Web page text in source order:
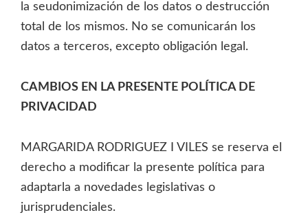
la seudonimización de los datos o destrucción
total de los mismos. No se comunicarán los
datos a terceros, excepto obligación legal.
CAMBIOS EN LA PRESENTE POLÍTICA DE
PRIVACIDAD
MARGARIDA RODRIGUEZ I VILES se reserva el
derecho a modificar la presente política para
adaptarla a novedades legislativas o
jurisprudenciales.